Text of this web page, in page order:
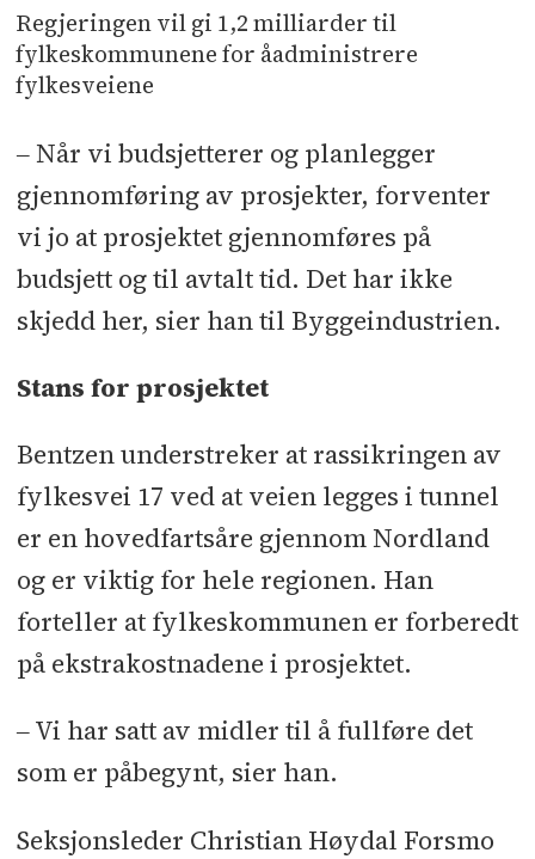
Regjeringen vil gi 1,2 milliarder til
fylkeskommunene for åadministrere
fylkesveiene
‒ Når vi budsjetterer og planlegger
gjennomføring av prosjekter, forventer
vi jo at prosjektet gjennomføres på
budsjett og til avtalt tid. Det har ikke
skjedd her, sier han til Byggeindustrien.
Stans for prosjektet
Bentzen understreker at rassikringen av
fylkesvei 17 ved at veien legges i tunnel
er en hovedfartsåre gjennom Nordland
og er viktig for hele regionen. Han
forteller at fylkeskommunen er forberedt
på ekstrakostnadene i prosjektet.
‒ Vi har satt av midler til å fullføre det
som er påbegynt, sier han.
Seksjonsleder Christian Høydal Forsmo